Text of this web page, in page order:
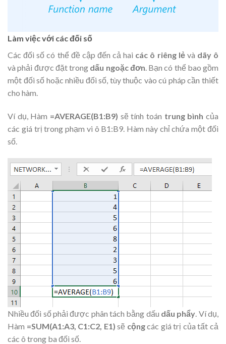
Làm việc với các đối số
Các đối số có thể đề cập đến cả hai các ô riêng lẻvà dãy ô
và phải được đặt trong dấu ngoặc đơn. Bạn có thể bao gồm
một đối số hoặc nhiều đối số, tùy thuộc vào cú pháp cần thiết
cho hàm.
Ví dụ, Hàm =AVERAGE(B1:B9) sẽ tính toán trung bình của
các giá trị trong phạm vi ô B1:B9. Hàm này chỉ chứa một đối
số.
Nhiều đối số phải được phân tách bằng dấu dấu phẩy. Ví dụ,
Hàm =SUM(A1:A3, C1:C2, E1)sẽ cộngcác giá trị của tất cả
các ô trong ba đối số.